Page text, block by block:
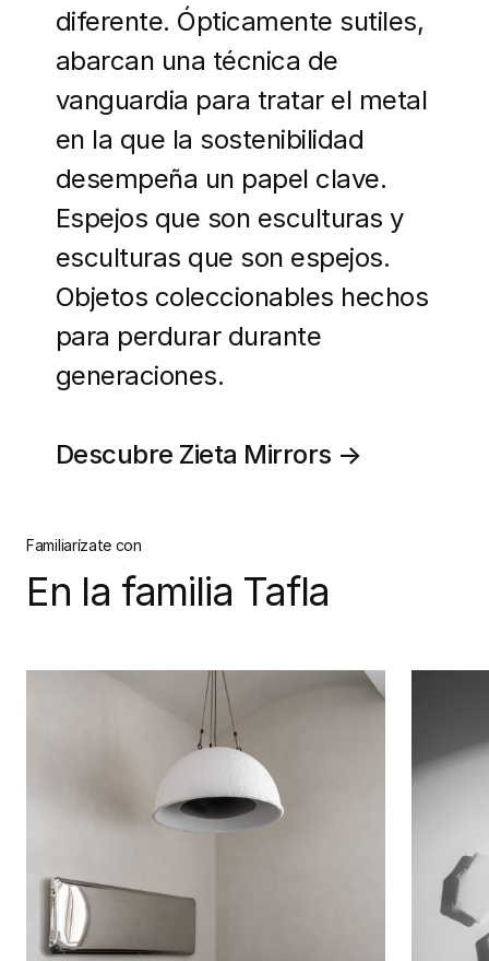
diferente. Ópticamente sutiles,
abarcan una técnica de
vanguardia para tratar el metal
en la que la sostenibilidad
desempeña un papel clave.
Espejos que son esculturas y
esculturas que son espejos.
Objetos coleccionables hechos
para perdurar durante
generaciones.
Descubre Zieta Mirrors →
Familiarízate con
En la familia Tafla